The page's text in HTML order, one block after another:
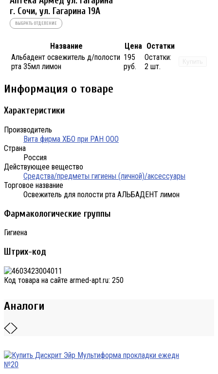
г. Сочи, ул. Гагарина 19А
ВЫБРАТЬ ОТДЕЛЕНИЕ
Название Цена Остатки
Альбадент освежитель д/полости
рта 35мл лимон
195
руб.
Остатки:
2 шт.
Купить
Информация о товаре
Характеристики
Производитель
Вита фирма ХБО при РАН ООО
Страна
Россия
Действующее вещество
Средства/предметы гигиены (личной)/аксессуары
Торговое название
Освежитель для полости рта АЛЬБАДЕНТ лимон
Фармакологические группы
Гигиена
Штрих-код
Код товара на сайте armed-apt.ru: 250
Аналоги